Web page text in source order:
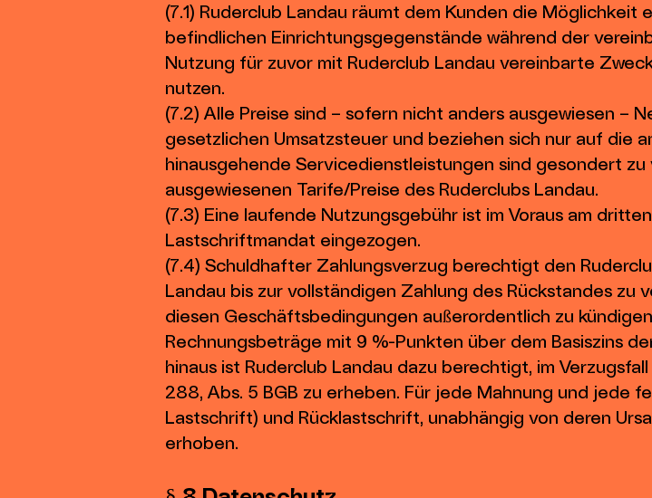
(7.1) Ruderclub Landau räumt dem Kunden die Möglichkeit
befindlichen Einrichtungsgegenstände während der
Nutzung für zuvor mit Ruderclub Landau vereinbarte
nutzen.
(7.2) Alle Preise sind – sofern nicht anders ausgewiesen –
gesetzlichen Umsatzsteuer und beziehen sich nur auf die
hinausgehende Servicedienstleistungen sind gesondert
ausgewiesenen Tarife/Preise des Ruderclubs Landau.
(7.3) Eine laufende Nutzungsgebühr ist im Voraus am
Lastschriftmandat eingezogen.
(7.4) Schuldhafter Zahlungsverzug berechtigt den
Landau bis zur vollständigen Zahlung des Rückstandes zu
diesen Geschäftsbedingungen außerordentlich zu
Rechnungsbeträge mit 9 %-Punkten über dem Basiszins
hinaus ist Ruderclub Landau dazu berechtigt, im
288, Abs. 5 BGB zu erheben. Für jede Mahnung und jede
Lastschrift) und Rücklastschrift, unabhängig von deren
erhoben.